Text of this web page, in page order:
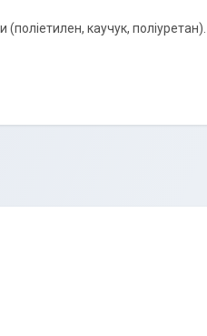
(поліетилен, каучук,